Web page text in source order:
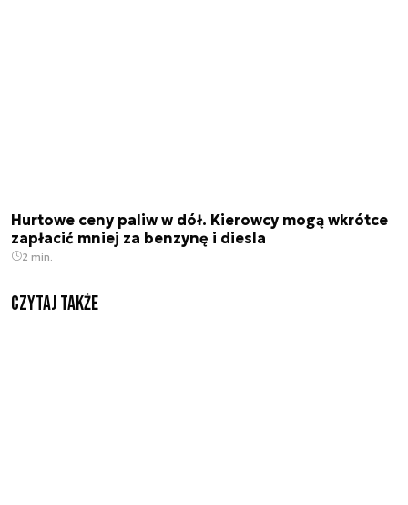
Hurtowe ceny paliw w dół. Kierowcy mogą wkrótce
zapłacić mniej za benzynę i diesla
2 min.
Czytaj także